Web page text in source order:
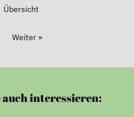
Übersicht
Weiter »
auch interessieren: